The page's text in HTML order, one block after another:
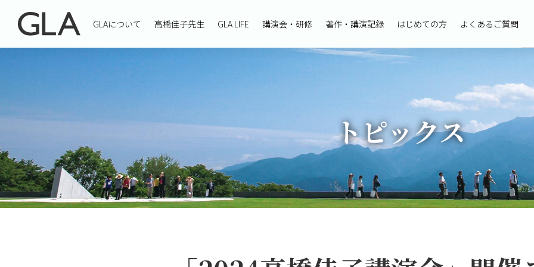
GLAについて 高橋佳子先生 GLA LIFE 講演会・研修 著作・講演記録 はじめての方 よくあるご質問
トピックス